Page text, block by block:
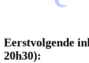
Eerstvolgende
20h30):